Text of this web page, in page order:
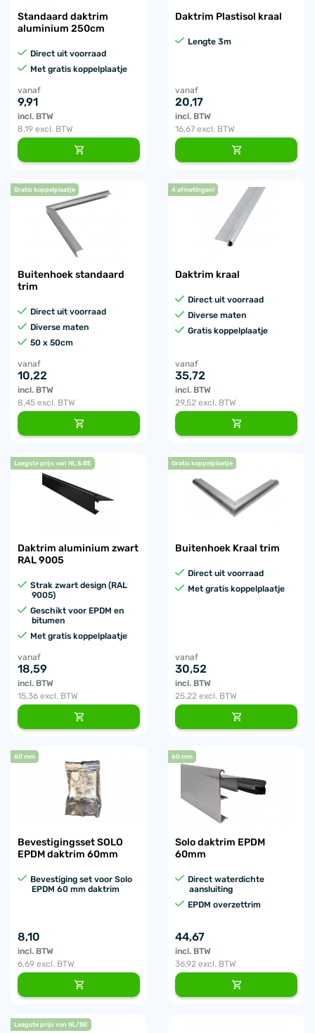
Standaard daktrim
aluminium 250cm
Direct uit voorraad
Met gratis koppelplaatje
vanaf
9,91
incl. BTW
8,19 excl. BTW
Daktrim Plastisol kraal
Lengte 3m
vanaf
20,17
incl. BTW
16,67 excl. BTW
Gratis koppelplaatje
Buitenhoek standaard
trim
Direct uit voorraad
Diverse maten
50 x 50cm
vanaf
10,22
incl. BTW
8,45 excl. BTW
4 afmetingen!
Daktrim kraal
Direct uit voorraad
Diverse maten
Gratis koppelplaatje
vanaf
35,72
incl. BTW
29,52 excl. BTW
Laagste prijs van NL & BE
Daktrim aluminium zwart
RAL 9005
Strak zwart design (RAL
9005)
Geschikt voor EPDM en
bitumen
Met gratis koppelplaatje
vanaf
18,59
incl. BTW
15,36 excl. BTW
Gratis koppelplaatje
Buitenhoek Kraal trim
Direct uit voorraad
Met gratis koppelplaatje
vanaf
30,52
incl. BTW
25,22 excl. BTW
60 mm
Bevestigingsset SOLO
EPDM daktrim 60mm
Bevestiging set voor Solo
EPDM 60 mm daktrim
8,10
incl. BTW
6,69 excl. BTW
60 mm
Solo daktrim EPDM
60mm
Direct waterdichte
aansluiting
EPDM overzettrim
44,67
incl. BTW
36,92 excl. BTW
Laagste prijs van NL/BE